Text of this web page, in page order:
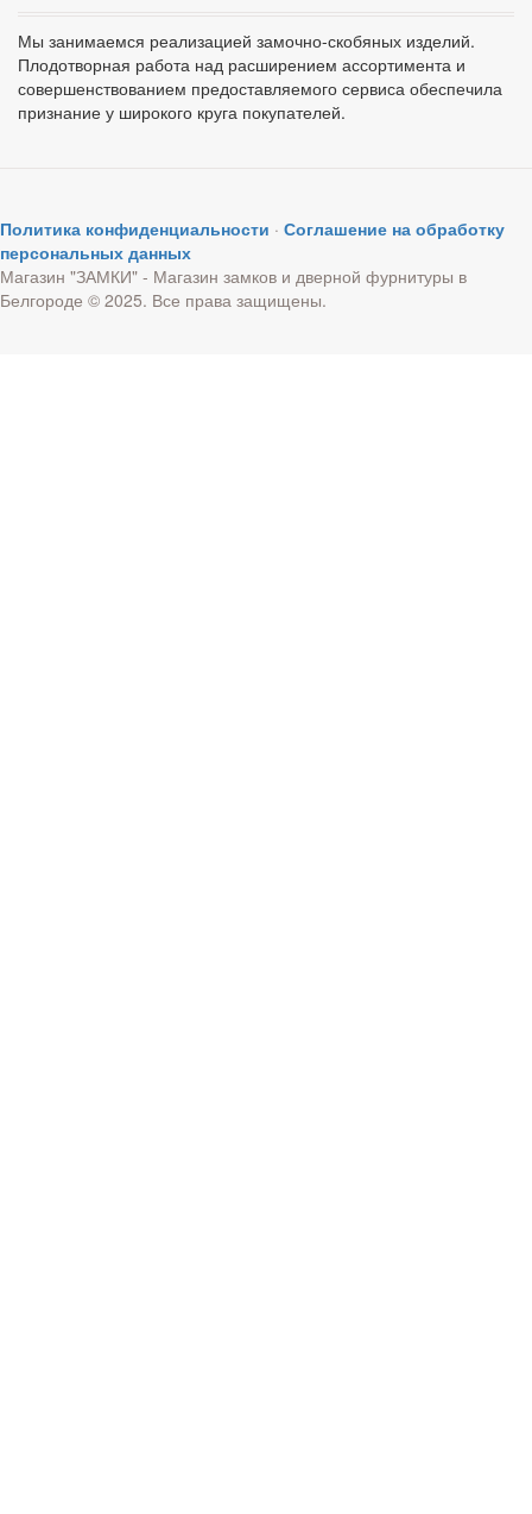
Мы занимаемся реализацией замочно-скобяных изделий.
Плодотворная работа над расширением ассортимента и
совершенствованием предоставляемого сервиса обеспечила
признание у широкого круга покупателей.
Политика конфиденциальности · Соглашение на обработку
персональных данных
Магазин "ЗАМКИ" - Магазин замков и дверной фурнитуры в
Белгороде © 2025. Все права защищены.